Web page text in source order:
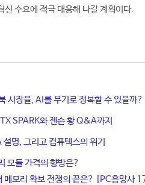
수요에 적극 대응해 나갈 계획이다.
장을, AI를 무기로 정복할 수 있을까?
SPARK와 젠슨 황 Q&A까지
명, 그리고 컴퓨텍스의 위기
모듈 가격의 향방은?
메모리 확보 전쟁의 끝은? [PC흥망사